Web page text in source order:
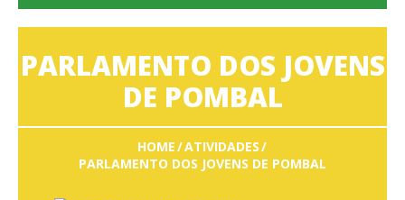
PARLAMENTO DOS JOVENS
DE POMBAL
HOME ATIVIDADES
PARLAMENTO DOS JOVENS DE POMBAL